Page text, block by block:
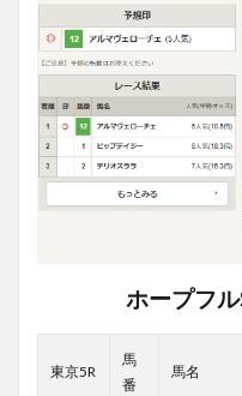
ホープフ
東京5R
馬
番
馬名